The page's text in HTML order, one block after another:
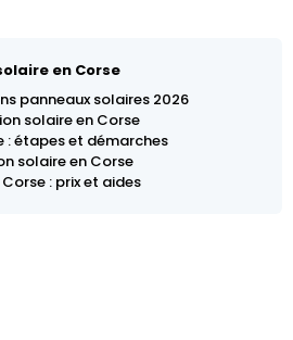
en Corse
panneaux solaires 2026
solaire en Corse
étapes et démarches
solaire en Corse
: prix et aides